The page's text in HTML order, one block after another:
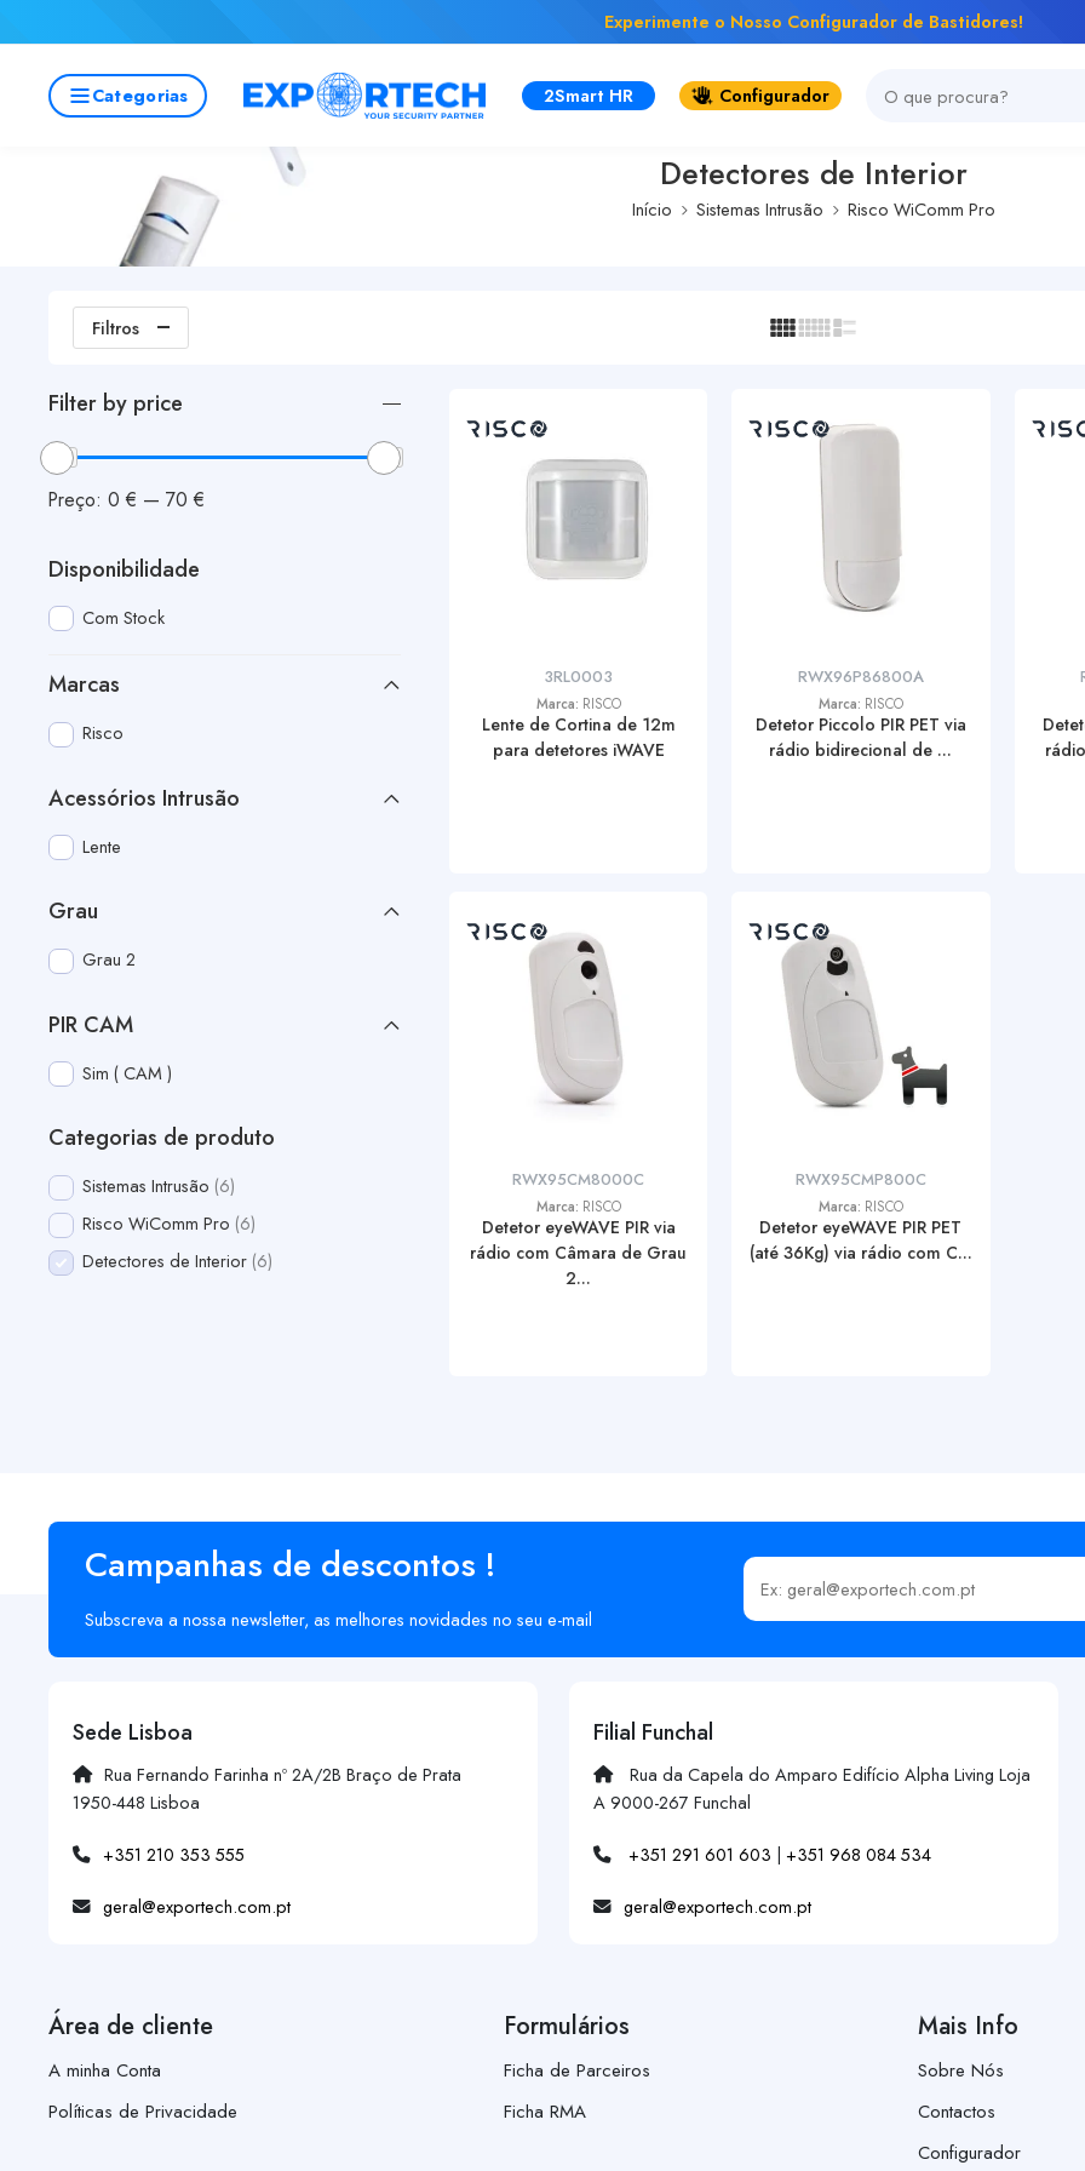
Experimente o Nosso Configurador de Bastidores!
Categorias 2Smart HR Configurador
Detectores de Interior
Início Sistemas Intrusão Risco WiComm Pro
Filtros
3RL0003
Marca: RISCO
Lente de Cortina de 12m
para detetores iWAVE
RWX96P86800A
Marca: RISCO
Detetor Piccolo PIR PET via
rádio bidirecional de ...
RWX95CM8000C
Marca: RISCO
Detetor eyeWAVE PIR via
rádio com Câmara de Grau
2...
RWX95CMP800C
Marca: RISCO
Detetor eyeWAVE PIR PET
(até 36Kg) via rádio com C...
Filter by price
Preço: 0 € — 70 €
Disponibilidade
Com Stock
Marcas
Risco
Acessórios Intrusão
Lente
Grau
Grau 2
PIR CAM
Sim ( CAM )
Categorias de produto
Sistemas Intrusão 6
Risco WiComm Pro 6
Detectores de Interior 6
Campanhas de descontos !
Subscreva a nossa newsletter, as melhores novidades no seu e-mail
Insira o seu email
Sede Lisboa
Rua Fernando Farinha nº 2A/2B Braço de Prata
1950-448 Lisboa
+351 210 353 555
geral@exportech.com.pt
Filial Funchal
Rua da Capela do Amparo Edifício Alpha Living Loja
A 9000-267 Funchal
+351 291 601 603 | +351 968 084 534
geral@exportech.com.pt
Área de cliente
A minha Conta
Políticas de Privacidade
Formulários
Ficha de Parceiros
Ficha RMA
Mais Info
Sobre Nós
Contactos
Configurador